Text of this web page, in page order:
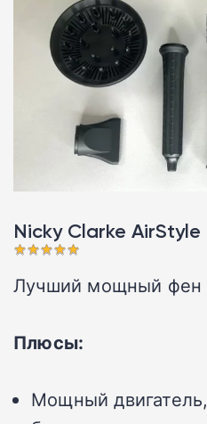
Nicky Clarke AirStyle
Лучший мощный фен
Плюсы:
Мощный